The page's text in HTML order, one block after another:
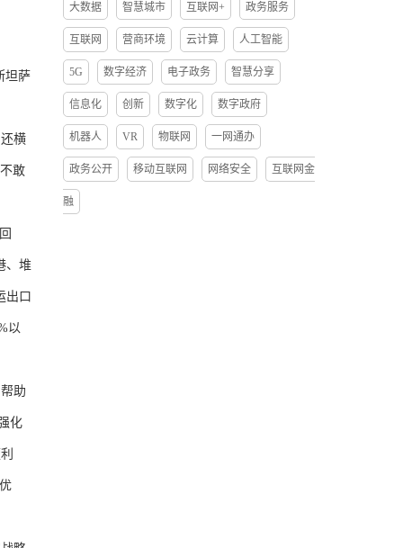
坦萨
横
敢
、堆
出口
以
助
化
大数据 智慧城市 互联网+ 政务服务
互联网 营商环境 云计算 人工智能
5G 数字经济 电子政务 智慧分享
信息化 创新 数字化 数字政府
机器人 VR 物联网 一网通办
政务公开 移动互联网 网络安全 互联网金
融